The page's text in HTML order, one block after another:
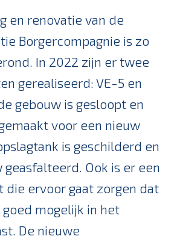
en renovatie van de
Borgercompagnie is zo
In 2022 zijn er twee
gerealiseerd: VE-5 en
gebouw is gesloopt en
voor een nieuw
is geschilderd en
geasfalteerd. Ook is er een
die ervoor gaat zorgen dat
mogelijk in het
De nieuwe